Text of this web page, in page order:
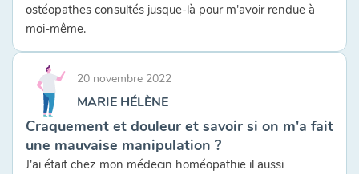
ostéopathes consultés jusque-là pour m'avoir rendue à
moi-même.
20 novembre 2022
MARIE HÉLÈNE
Craquement et douleur et savoir si on m'a fait
une mauvaise manipulation ?
J'ai était chez mon médecin homéopathie il aussi